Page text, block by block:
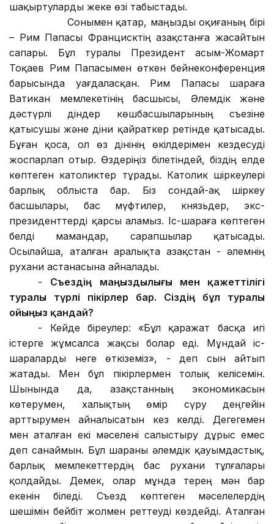
шақыртуларды жеке өзі табыстады.
Сонымен қатар, маңызды оқиғаның бірі
– Рим Папасы Францисктің Қазақстанға жасайтын
сапары. Бұл туралы Президент Қасым-Жомарт
Тоқаев Рим Папасымен өткен бейнеконференция
барысында уағдаласқан. Рим Папасы шараға
Ватикан мемлекетінің басшысы, Әлемдік және
дәстүрлі діндер көшбасшыларының съезіне
қатысушы және діни қайраткер ретінде қатысады.
Бұған қоса, ол өз дінінің өкілдерімен кездесуді
жоспарлап отыр. Өздеріңіз білетіндей, біздің елде
көптеген католиктер тұрады. Католик шіркеулері
барлық облыста бар. Біз сондай-ақ шіркеу
басшылары, бас мүфтилер, князьдер, экс-
президенттерді қарсы аламыз. Іс-шараға көптеген
белді мамандар, сарапшылар қатысады.
Осылайша, аталған аралықта Қазақстан - әлемнің
рухани астанасына айналады.
- Съездің маңыздылығы мен қажеттілігі
туралы түрлі пікірлер бар. Сіздің бұл туралы
ойыңыз қандай?
- Кейде біреулер: «Бұл қаражат басқа игі
істерге жұмсалса жақсы болар еді. Мұндай іс-
шараларды неге өткіземіз», - деп сын айтып
жатады. Мен бұл пікірлермен толық келісемін.
Шынында да, Қазақстанның экономикасын
көтерумен, халықтың өмір сүру деңгейін
арттырумен айналысатын кез келді. Дегегемен
мен аталған екі мәселені салыстыру дұрыс емес
деп санаймын. Бұл шараны әлемдік қауымдастық,
барлық мемлекеттердің бас рухани тұлғалары
қолдайды. Демек, олар мұнда терең мән бар
екенін біледі. Съезд көптеген мәселелердің
шешімін бейбіт жолмен реттеуді көздейді. Аталған